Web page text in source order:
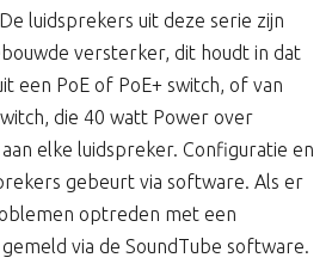
luidsprekers uit deze serie zijn
versterker, dit houdt in dat
een PoE of PoE+ switch, of van
die 40 watt Power over
elke luidspreker. Configuratie en
gebeurt via software. Als er
optreden met een
via de SoundTube software.